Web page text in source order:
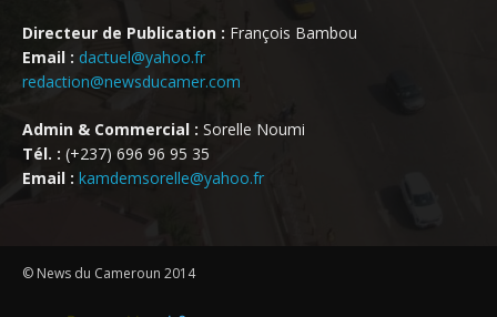
Directeur de Publication : François Bambou
Email : dactuel@yahoo.fr
redaction@newsducamer.com
Admin & Commercial : Sorelle Noumi
Tél. : (+237) 696 96 95 35
Email : kamdemsorelle@yahoo.fr
© News du Cameroun 2014